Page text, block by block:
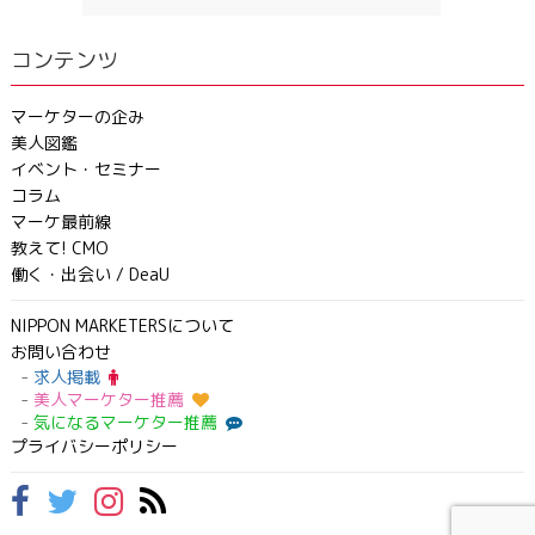
コンテンツ
マーケターの企み
美人図鑑
イベント・セミナー
コラム
マーケ最前線
教えて! CMO
働く・出会い / DeaU
NIPPON MARKETERSについて
お問い合わせ
求人掲載
美人マーケター推薦
気になるマーケター推薦
プライバシーポリシー